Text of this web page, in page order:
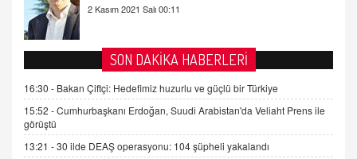
2 Kasım 2021 Salı 00:11
AV. DOĞAN CAN DOĞAN
Kişisel verilerin korunması ve dijital hukukun
gelişimi
15.09.2025 16:17
SEHER EREK
Kış Ayları Geldi, Hangi Önlemler Alınmalı?
SON DAKİKA HABERLERİ
16:30 - Bakan Çiftçi: Hedefimiz huzurlu ve güçlü bir Türkiye
15:52 -Cumhurbaşkanı Erdoğan, Suudi Arabistan'da Veliaht Prens ile
görüştü
13:21 -30 ilde DEAŞ operasyonu: 104 şüpheli yakalandı